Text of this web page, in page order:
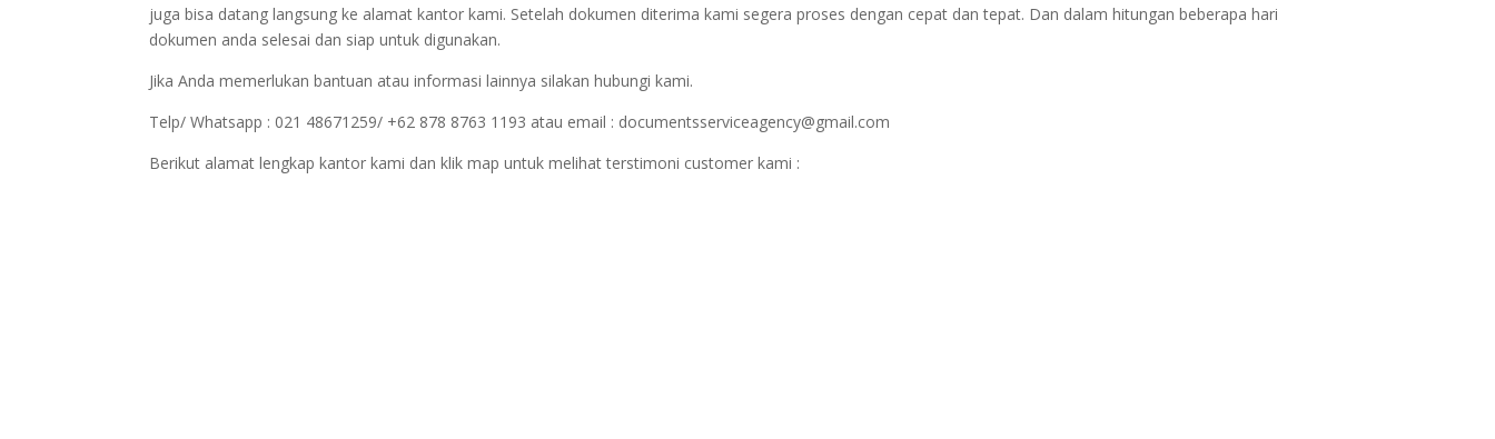
juga bisa datang langsung ke alamat kantor kami. Setelah dokumen diterima kami segera proses dengan cepat dan tepat. Dan dalam hitungan beberapa hari
dokumen anda selesai dan siap untuk digunakan.
Jika Anda memerlukan bantuan atau informasi lainnya silakan hubungi kami.
Telp/ Whatsapp : 021 48671259/ +62 878 8763 1193 atau email : documentsserviceagency@gmail.com
Berikut alamat lengkap kantor kami dan klik map untuk melihat terstimoni customer kami :